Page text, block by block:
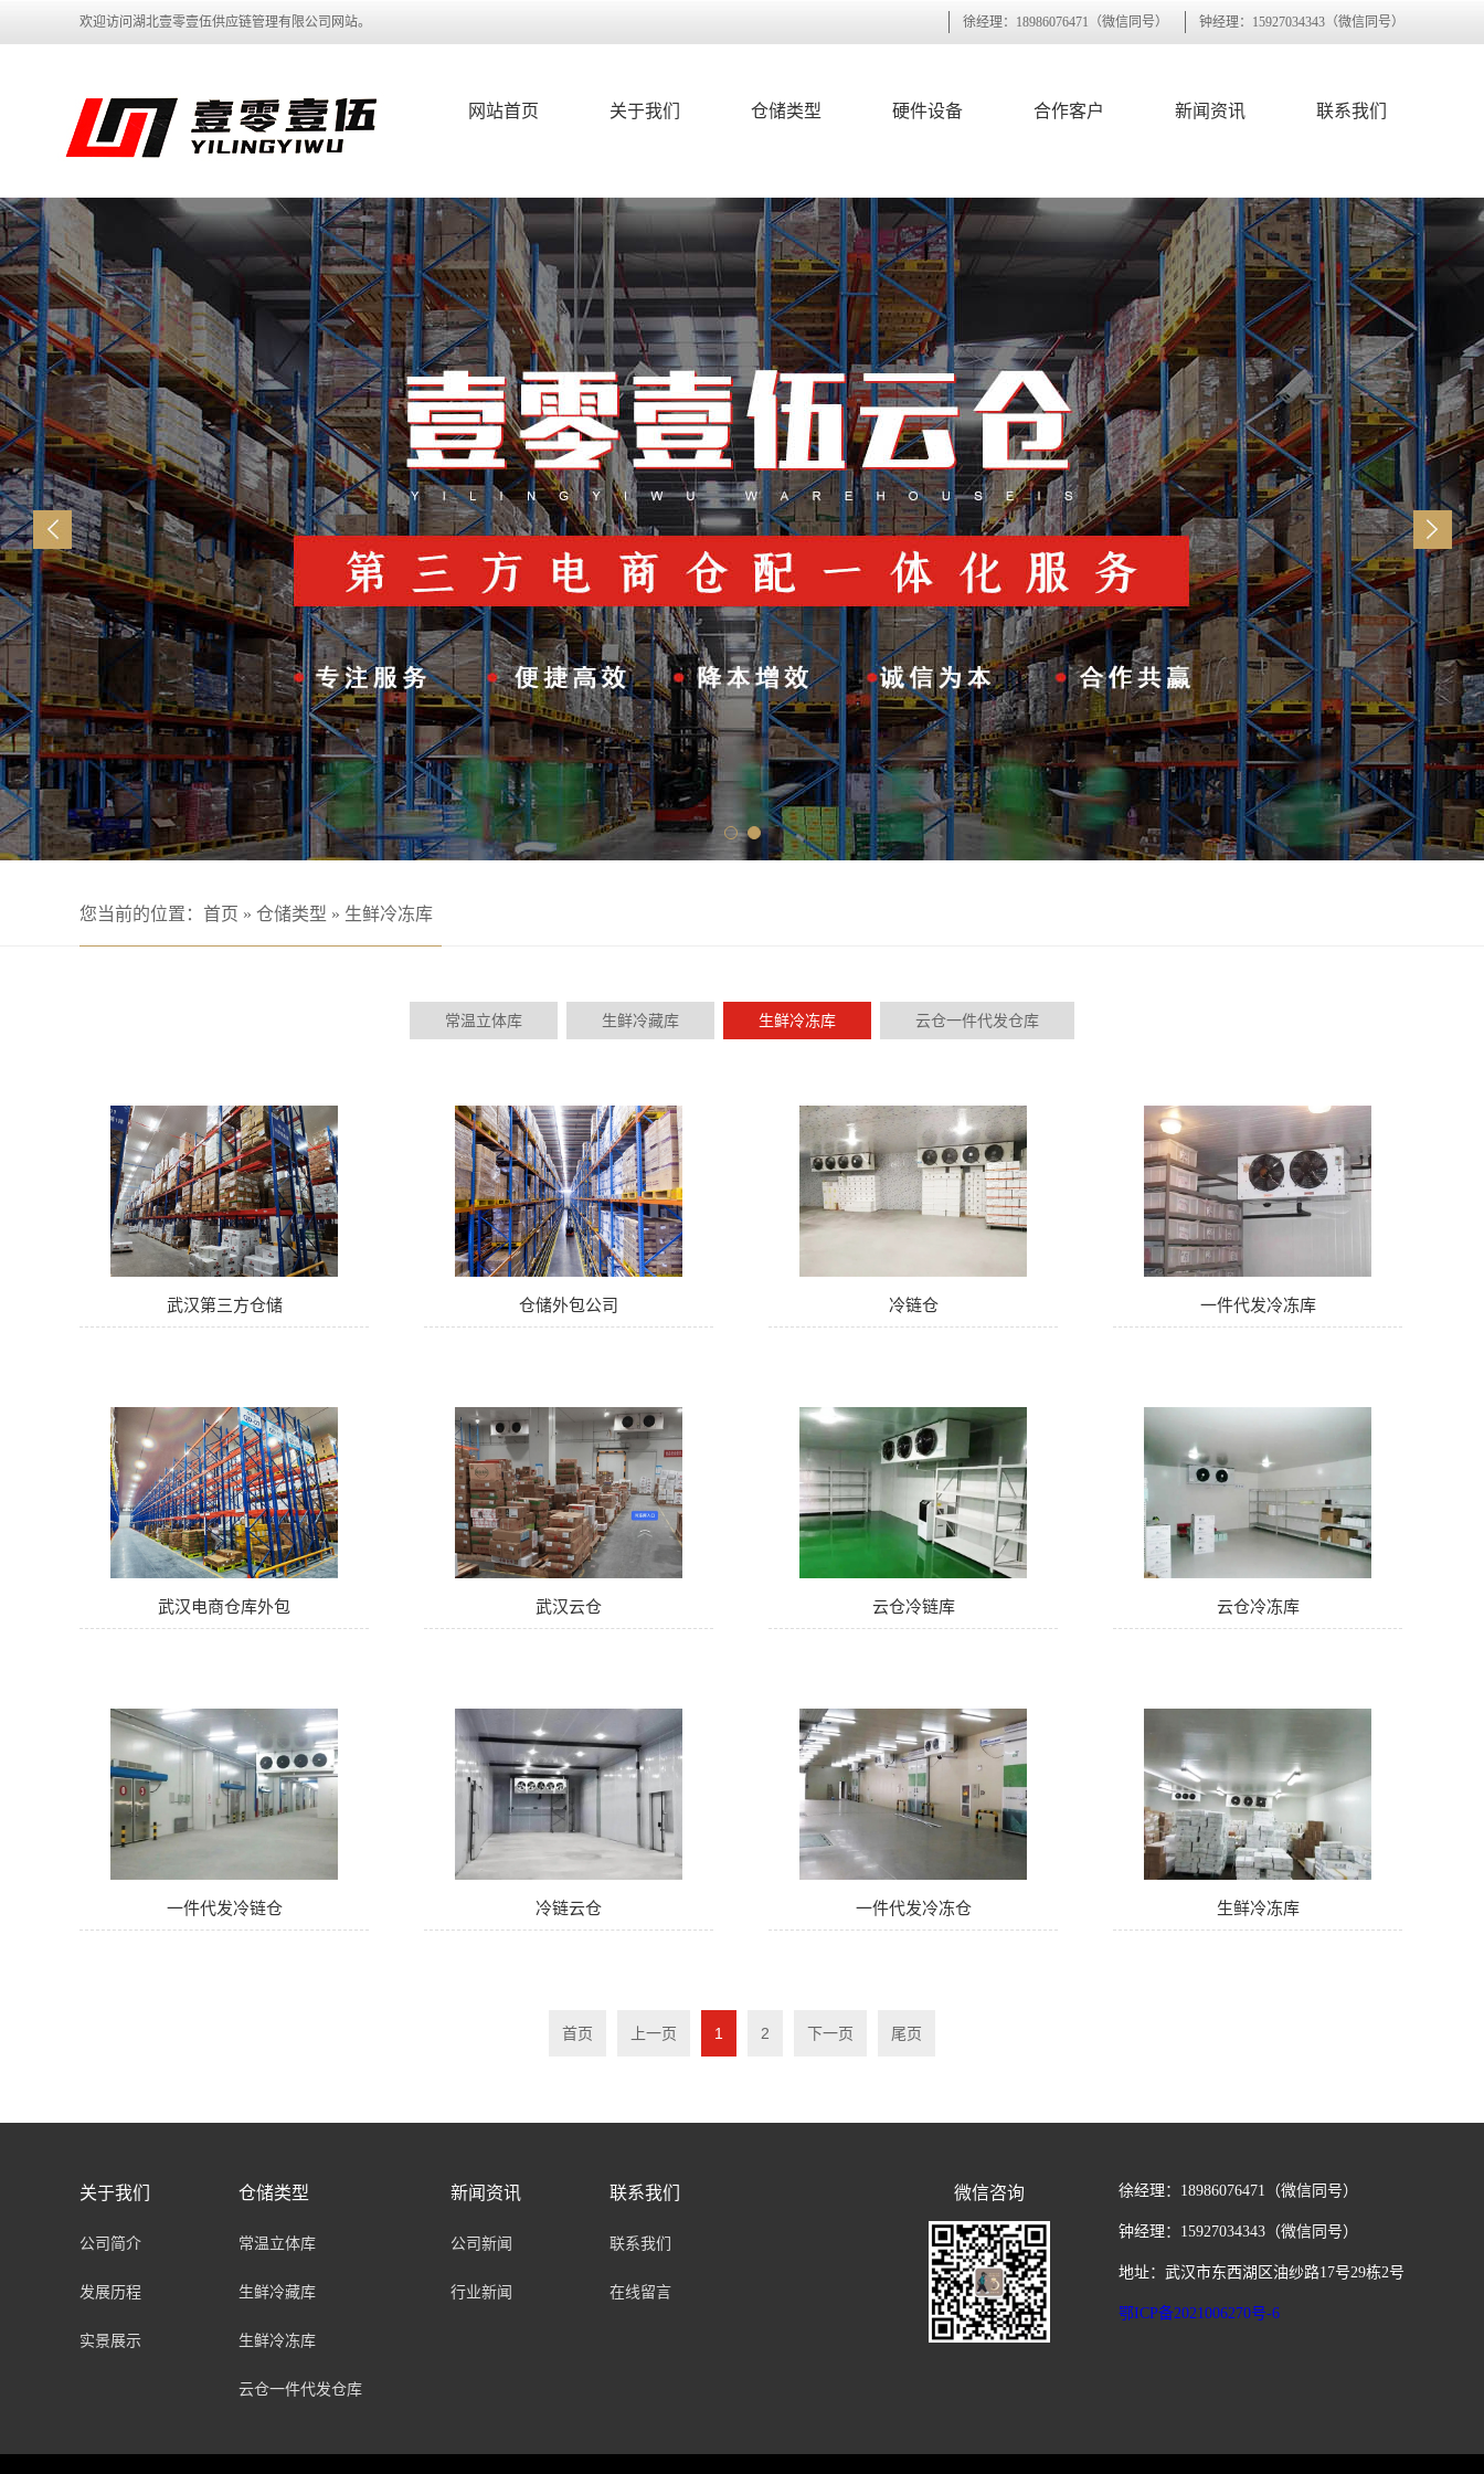
欢迎访问湖北壹零壹伍供应链管理有限公司网站。 徐经理：18986076471（微信同号） 钟经理：15927034343（微信同号）
网站首页 关于我们 仓储类型 硬件设备 合作客户 新闻资讯 联系我们
您当前的位置： 首页 » 仓储类型 » 生鲜冷冻库
常温立体库 生鲜冷藏库 生鲜冷冻库 云仓一件代发仓库
武汉第三方仓储 仓储外包公司 冷链仓 一件代发冷冻库
武汉电商仓库外包 武汉云仓 云仓冷链库 云仓冷冻库
一件代发冷链仓 冷链云仓 一件代发冷冻仓 生鲜冷冻库
首页 上一页 1 2 下一页 尾页
关于我们
公司简介
发展历程
实景展示
仓储类型
常温立体库
生鲜冷藏库
生鲜冷冻库
云仓一件代发仓库
新闻资讯
公司新闻
行业新闻
联系我们
联系我们
在线留言
微信咨询 徐经理：18986076471（微信同号）
钟经理：15927034343（微信同号）
地址：武汉市东西湖区油纱路17号29栋2号
鄂ICP备2021006270号-6